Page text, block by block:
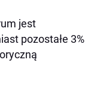
jest
pozostałe 3%